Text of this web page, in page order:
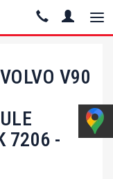
V90
7206 -